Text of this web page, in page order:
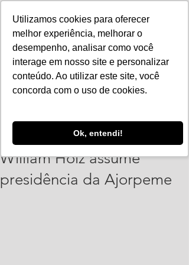
Utilizamos cookies para oferecer
melhor experiência, melhorar o
desempenho, analisar como você
interage em nosso site e personalizar
conteúdo. Ao utilizar este site, você
concorda com o uso de cookies.
Ok, entendi!
William Holz assume
presidência da Ajorpeme
Vinicius Leonardo